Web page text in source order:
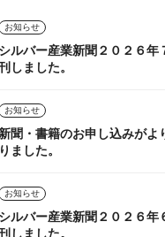
お知らせ
シルバー産業新聞２０２６年
しました。
お知らせ
新聞・書籍のお申し込みがよ
りました。
お知らせ
シルバー産業新聞２０２６年
しました。